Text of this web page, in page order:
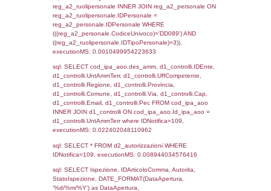
sql: SELECT a1.RagioneSociale,
localita, el_prov.citta AS provincia,
DATE(n.DataInvioNotifica) as
n.FileNotificaZip, n.DataFileNotificaZip
LEFT JOIN infostabilimento i ON
n.CodiceUnivoco LEFT JOIN
a1.CodiceUnivoco = n.CodiceUnivoco LEFT
el_comuni AS el_com ON a1.ComuneStab =
el_com.IstComune LEFT JOIN el_province
a1.ProvinciaStab = el_prov.IstProvincia
sql: SELECT a1_stabilimento.*,